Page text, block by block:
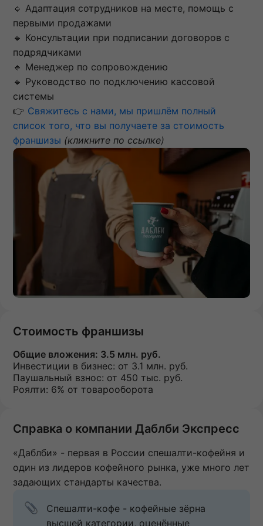
🔹 Адаптация сотрудников на месте, помощь с
первыми продажами
🔹 Консультации при подписании договоров с
подрядчиками
🔹 Менеджер по сопровождению
🔹 Руководство по подключению кассовой
системы
👉 Свяжитесь с нами, мы пришлём полный
список того, что вы получаете за стоимость
франшизы (кликните по ссылке)
Стоимость франшизы
Общие вложения: 3.5 млн. руб.
Инвестиции в бизнес: от 3.1 млн. руб.
Паушальный взнос: от 450 тыс. руб.
Роялти: 6% от товарооборота
Справка о компании Даблби Экспресс
«Даблби» - первая в России спешалти-кофейня и
один из лидеров кофейного рынка, уже много лет
задающих стандарты качества.
Спешалти-кофе - кофейные зёрна
высшей категории, оценённые